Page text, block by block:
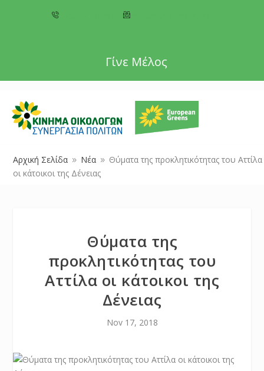
Γίνε Μέλος
Αρχική Σελίδα 9 Νέα 9 Θύματα της προκλητικότητας του Αττίλα
οι κάτοικοι της Δένειας
Θύματα της
προκλητικότητας του
Αττίλα οι κάτοικοι της
Δένειας
Nov 17, 2018